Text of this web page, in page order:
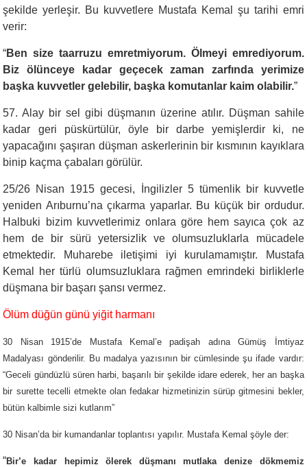
şekilde yerleşir. Bu kuvvetlere Mustafa Kemal şu tarihi emri
verir:
“Ben size taarruzu emretmiyorum. Ölmeyi emrediyorum.
Biz ölünceye kadar geçecek zaman zarfında yerimize
başka kuvvetler gelebilir, başka komutanlar kaim olabilir.”
57. Alay bir sel gibi düşmanın üzerine atılır. Düşman sahile
kadar geri püskürtülür, öyle bir darbe yemişlerdir ki, ne
yapacağını şaşıran düşman askerlerinin bir kısmının kayıklara
binip kaçma çabaları görülür.
25/26 Nisan 1915 gecesi, İngilizler 5 tümenlik bir kuvvetle
yeniden Arıburnu’na çıkarma yaparlar. Bu küçük bir ordudur.
Halbuki bizim kuvvetlerimiz onlara göre hem sayıca çok az
hem de bir sürü yetersizlik ve olumsuzluklarla mücadele
etmektedir. Muharebe iletişimi iyi kurulamamıştır. Mustafa
Kemal her türlü olumsuzluklara rağmen emrindeki birliklerle
düşmana bir başarı şansı vermez.
Ölüm düğün günü yiğit harmanı
30 Nisan 1915’de Mustafa Kemal’e padişah adına Gümüş İmtiyaz
Madalyası gönderilir. Bu madalya yazısının bir cümlesinde şu ifade vardır:
“Geceli gündüzlü süren harbi, başarılı bir şekilde idare ederek, her an başka
bir surette tecelli etmekte olan fedakar hizmetinizin sürüp gitmesini bekler,
bütün kalbimle sizi kutlarım”
30 Nisan’da bir kumandanlar toplantısı yapılır. Mustafa Kemal şöyle der:
“Bir’e kadar hepimiz ölerek düşmanı mutlaka denize dökmemiz